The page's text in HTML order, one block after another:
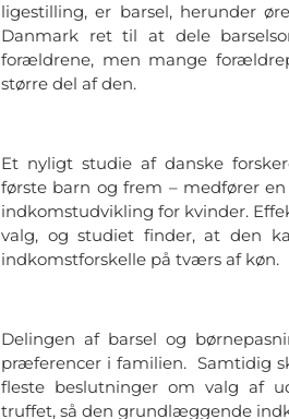
ligestilling, er barsel, herunder
Danmark ret til at dele
forældrene, men mange
større del af den.
Et nyligt studie af danske
første barn og frem – medfører
indkomstudvikling for kvinder.
valg, og studiet finder, at den
indkomstforskelle på tværs af køn.
Delingen af barsel og
præferencer i familien. Samtidig
fleste beslutninger om valg af
truffet, så den grundlæggende